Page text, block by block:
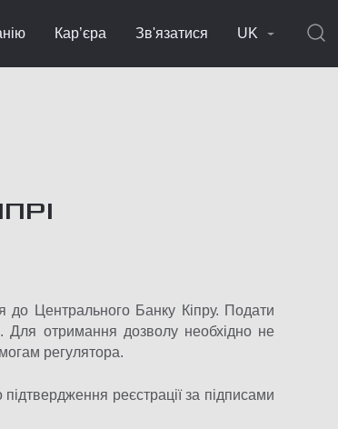
Кар’єра Зв'язатися UK
до Центрального Банку Кіпру. Подати
Для отримання дозволу необхідно не
регулятора.
реєстрації за підписами